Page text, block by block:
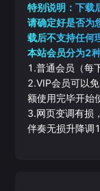
特别说明：下载
请确定好是否为
载后不支持任何
本站会员分为2
1.普通会员（每
2.VIP会员可以
额使用完毕开始
3.网页变调有损
伴奏无损升降调